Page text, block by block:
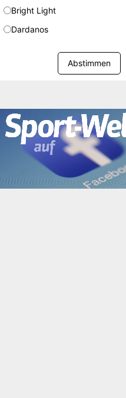
Bright Light
Dardanos
Abstimmen